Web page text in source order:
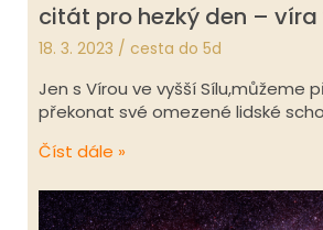
citát pro hezký den –
18. 3. 2023 / cesta do 5d
Jen s Vírou ve vyšší Sílu,můžeme
překonat své omezené lidské
Číst dále »